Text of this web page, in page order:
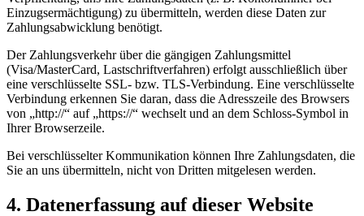
Einzugsermächtigung) zu übermitteln, werden diese Daten zur
Zahlungsabwicklung benötigt.
Der Zahlungsverkehr über die gängigen Zahlungsmittel
(Visa/MasterCard, Lastschriftverfahren) erfolgt ausschließlich über
eine verschlüsselte SSL- bzw. TLS-Verbindung. Eine verschlüsselte
Verbindung erkennen Sie daran, dass die Adresszeile des Browsers
von „http://“ auf „https://“ wechselt und an dem Schloss-Symbol in
Ihrer Browserzeile.
Bei verschlüsselter Kommunikation können Ihre Zahlungsdaten, die
Sie an uns übermitteln, nicht von Dritten mitgelesen werden.
4. Datenerfassung auf dieser Website